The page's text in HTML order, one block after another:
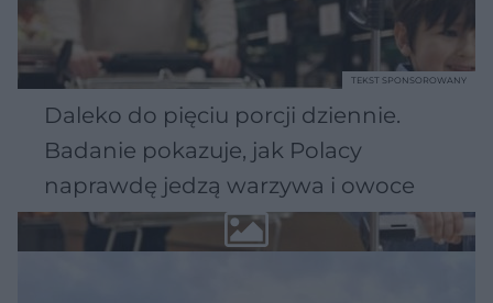
Daleko do pięciu porcji dziennie.
Badanie pokazuje, jak Polacy
naprawdę jedzą warzywa i owoce
TEKST SPONSOROWANY